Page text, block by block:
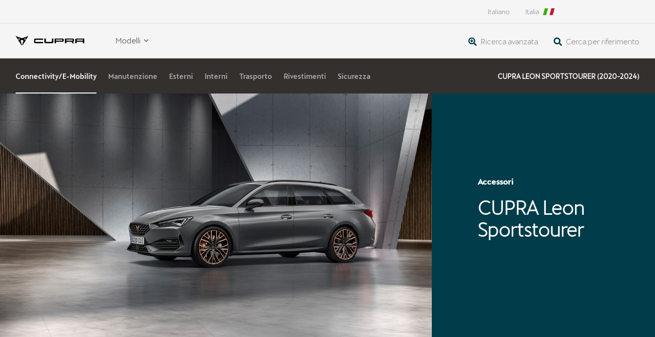
Italiano Italia
Modelli Ricerca avanzata Cerca per riferimento
Connectivity/E-Mobility Manutenzione Esterni Interni Trasporto Rivestimenti Sicurezza CUPRA LEON SPORTSTOURER (2020-2024)
Accessori
CUPRA Leon
Sportstourer